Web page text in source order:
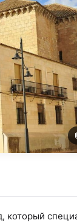
который